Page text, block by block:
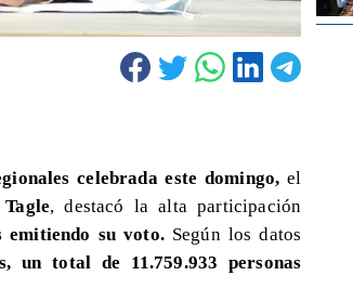
celebrada este domingo, el
, destacó la alta participación
emitiendo su voto.Según los datos
un total de 11.759.933 personas